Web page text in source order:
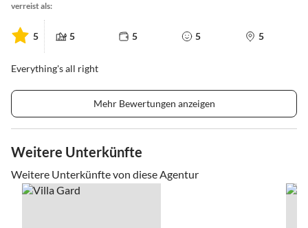
verreist als:
5 5 5 5 5
Everything's all right
Mehr Bewertungen anzeigen
Weitere Unterkünfte
Weitere Unterkünfte von diese Agentur